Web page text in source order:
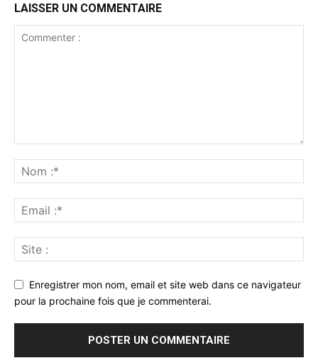
LAISSER UN COMMENTAIRE
Enregistrer mon nom, email et site web dans ce navigateur
pour la prochaine fois que je commenterai.